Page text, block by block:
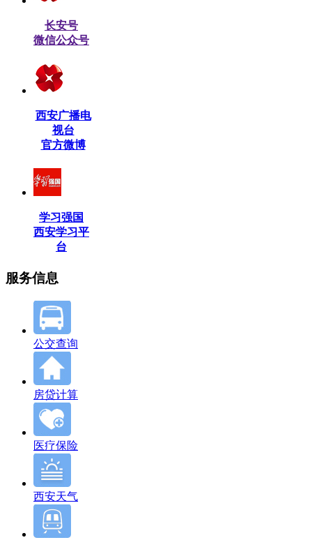
长安号
微信公众号
西安广播电
视台
官方微博
学习强国
西安学习平
台
服务信息
公交查询
房贷计算
医疗保险
西安天气